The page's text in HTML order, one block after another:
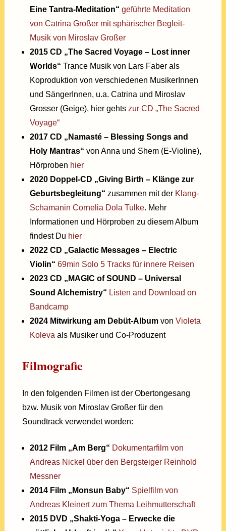
Eine Tantra-Meditation“ geführte Meditation
von Catrina Großer mit sphärischer Begleit-
Musik von Miroslav Großer
2015 CD „The Sacred Voyage – Lost inner
Worlds“ Trance Musik von Lars Faber als
Koproduktion von verschiedenen MusikerInnen
und SängerInnen, u.a. Catrina und Miroslav
Grosser (Geige), hier gehts zur CD „The Sacred
Voyage“
2017 CD „Namasté – Blessing Songs and
Holy Mantras“ von Anna und Shem (E-Violine),
Hörproben hier
2020 Doppel-CD „Giving Birth – Klänge zur
Geburtsbegleitung“ zusammen mit der Klang-
Schamanin Cornelia Dola Tulke. Mehr
Informationen und Hörproben zu diesem Album
findest Du hier
2022 CD „Galactic Messages – Electric
Violin“ 69min Solo 5 Tracks für innere Reisen
2023 CD „MAGIC of SOUND – Universal
Sound Alchemistry“ Listen and Download on
Bandcamp
2024 Mitwirkung am Debüt-Album von Violeta
Koleva als Musiker und Co-Produzent
Filmografie
In den folgenden Filmen ist der Obertongesang
bzw. Musik von Miroslav Großer für den
Soundtrack verwendet worden:
2012 Film „Am Berg“ Dokumentarfilm von
Andreas Nickel über den Bergsteiger Reinhold
Messner
2014 Film „Monsun Baby“ Spielfilm von
Andreas Kleinert zum Thema Leihmutterschaft
2015 DVD „Shakti-Yoga – Erwecke die